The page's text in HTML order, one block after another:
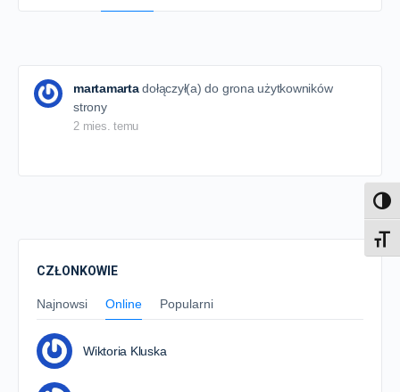
martamartadołączył(a) do grona użytkowników
strony
2 mies. temu
CZŁONKOWIE
Najnowsi Online Popularni
Wiktoria Kluska